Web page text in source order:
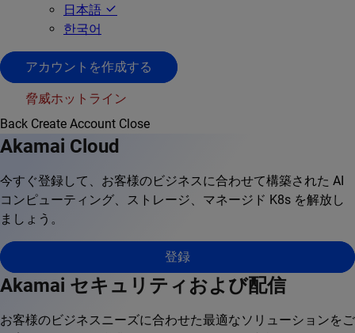
日本語
한국어
アカウントを作成する
脅威ホットライン
Back Create Account Close
Akamai Cloud
今すぐ登録して、お客様のビジネスに合わせて構築された AI
コンピューティング、ストレージ、マネージド K8s を解放し
ましょう。
登録
Akamai セキュリティおよび配信
お客様のビジネスニーズに合わせた最適なソリューションをご